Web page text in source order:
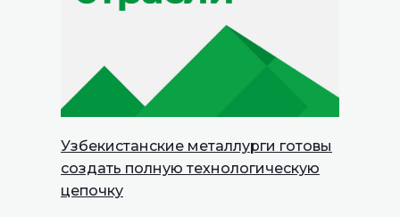
Узбекистанские металлурги готовы
создать полную технологическую
цепочку